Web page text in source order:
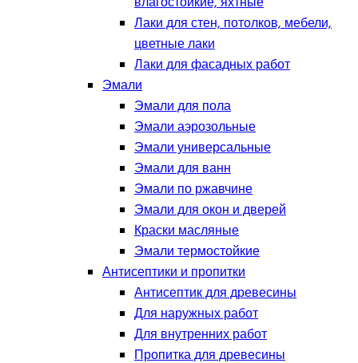
Лаки для стен, потолков, мебели,
цветные лаки
Лаки для фасадных работ
Эмали
Эмали для пола
Эмали аэрозольные
Эмали универсальные
Эмали для ванн
Эмали по ржавчине
Эмали для окон и дверей
Краски масляные
Эмали термостойкие
Антисептики и пропитки
Антисептик для древесины
Для наружных работ
Для внутренних работ
Пропитка для древесины